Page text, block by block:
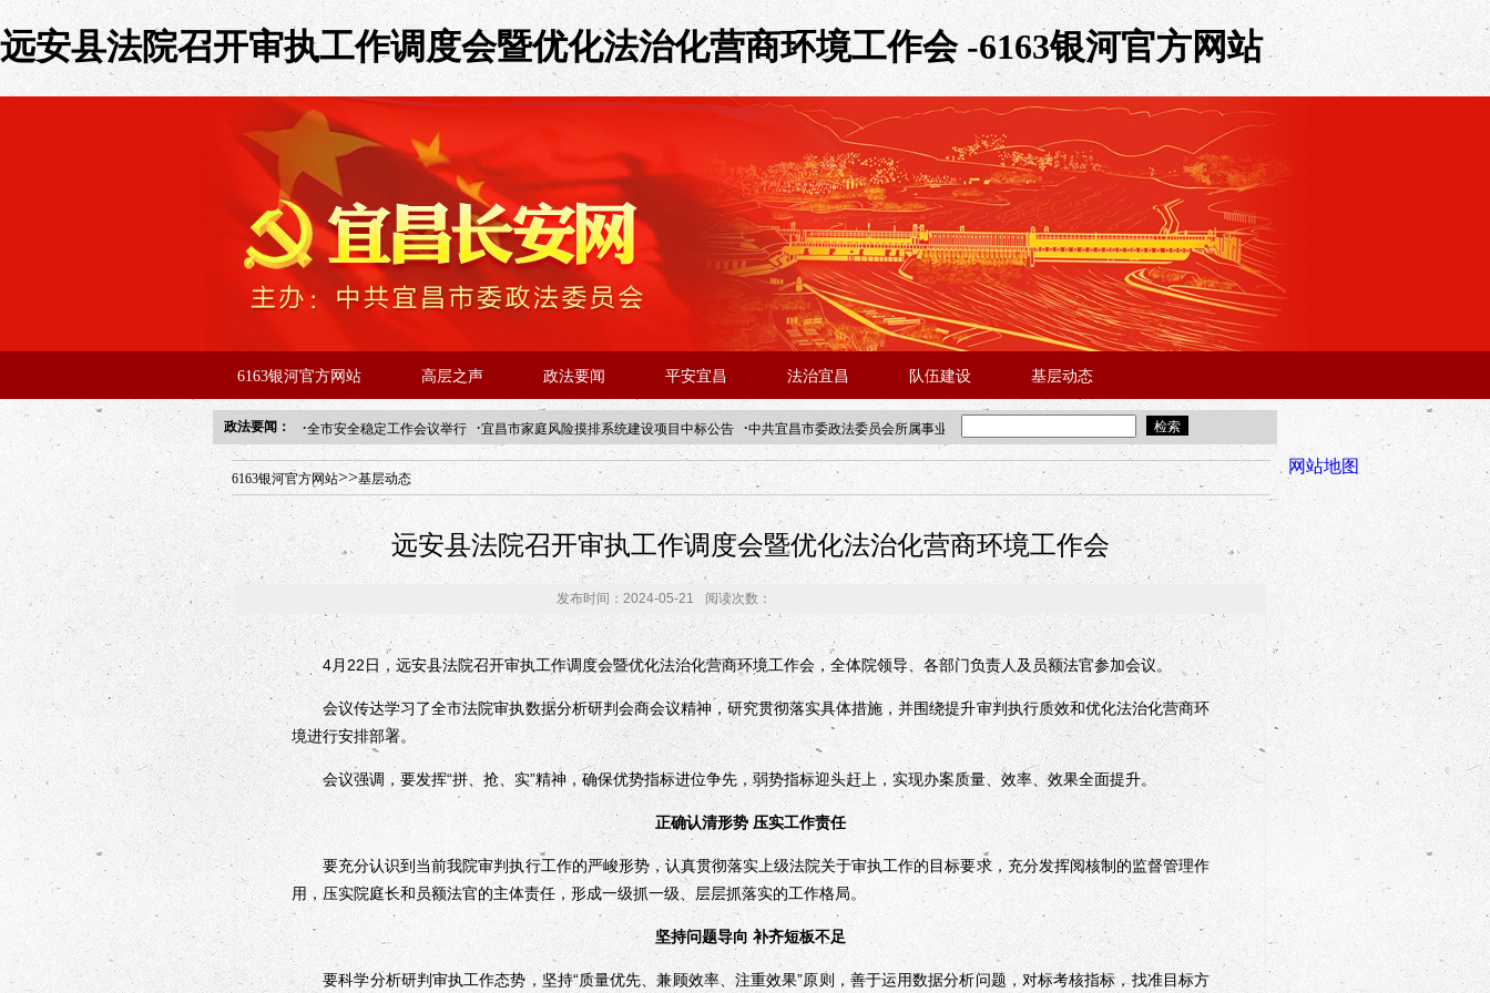
远安县法院召开审执工作调度会暨优化法治化营商环境工作会 -6163银河官方网站
6163银河官方网站 高层之声 政法要闻 平安宜昌 法治宜昌 队伍建设 基层动态
政法要闻： ·全市安全稳定工作会议举行 ·宜昌市家庭风险摸排系统建设项目中标公告 ·中共宜昌市委政法委员会所属事业单位2025年“招才兴业”事业单位人才引进·北京站面试成绩公告
年“招才兴业”事业单位人才引进·北京站人民大学入校工作提醒
全市安全
6163银河官方网站>>基层动态
远安县法院召开审执工作调度会暨优化法治化营商环境工作会
发布时间：2024-05-21 阅读次数：
4月22日，远安县法院召开审执工作调度会暨优化法治化营商环境工作会，全体院领导、各部门负责人及员额法官参加会议。
会议传达学习了全市法院审执数据分析研判会商会议精神，研究贯彻落实具体措施，并围绕提升审判执行质效和优化法治化营商环
境进行安排部署。
会议强调，要发挥“拼、抢、实”精神，确保优势指标进位争先，弱势指标迎头赶上，实现办案质量、效率、效果全面提升。
正确认清形势 压实工作责任
要充分认识到当前我院审判执行工作的严峻形势，认真贯彻落实上级法院关于审执工作的目标要求，充分发挥阅核制的监督管理作
用，压实院庭长和员额法官的主体责任，形成一级抓一级、层层抓落实的工作格局。
坚持问题导向 补齐短板不足
要科学分析研判审执工作态势，坚持“质量优先、兼顾效率、注重效果”原则，善于运用数据分析问题，对标考核指标，找准目标方
网站地图